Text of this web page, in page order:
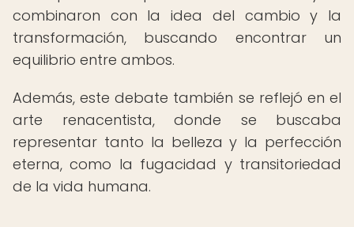
combinaron con la idea del cambio y la
transformación, buscando encontrar un
equilibrio entre ambos.
Además, este debate también se reflejó en el
arte renacentista, donde se buscaba
representar tanto la belleza y la perfección
eterna, como la fugacidad y transitoriedad
de la vida humana.